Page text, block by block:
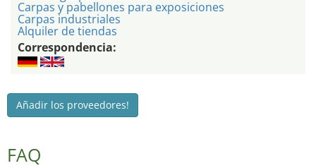
Carpas y pabellones para exposiciones
Carpas industriales
Alquiler de tiendas
Correspondencia:
Añadir los proveedores!
FAQ